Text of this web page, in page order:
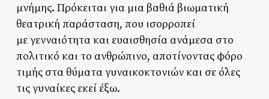
μνήμης. Πρόκειται για μια βαθιά βιωματική
θεατρική παράσταση, που ισορροπεί
με γενναιότητα και ευαισθησία ανάμεσα στο
πολιτικό και το ανθρώπινο, αποτίνοντας φόρο
τιμής στα θύματα γυναικοκτονιών και σε όλες
τις γυναίκες εκεί έξω.